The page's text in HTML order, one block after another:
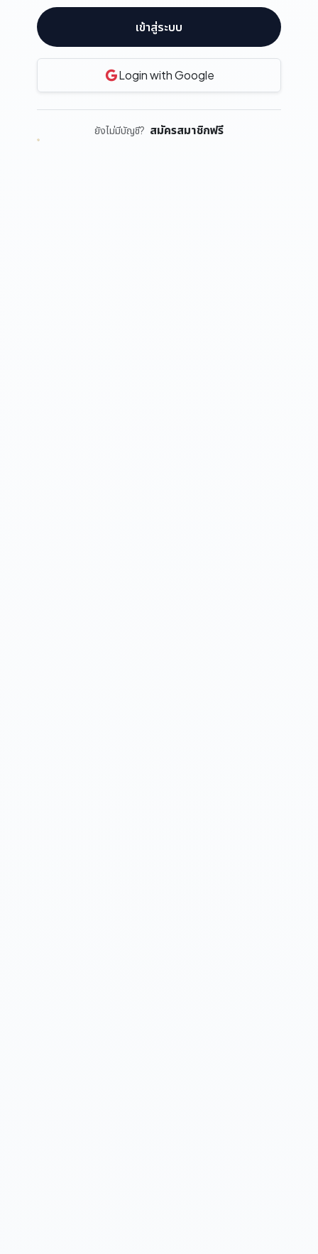
เข้าสู่ระบบ
Login with Google
ยังไม่มีบัญชี? สมัครสมาชิกฟรี